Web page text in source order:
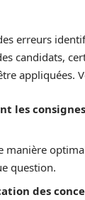
erreurs
candidats,
appliquées.
les
manière
question.
des